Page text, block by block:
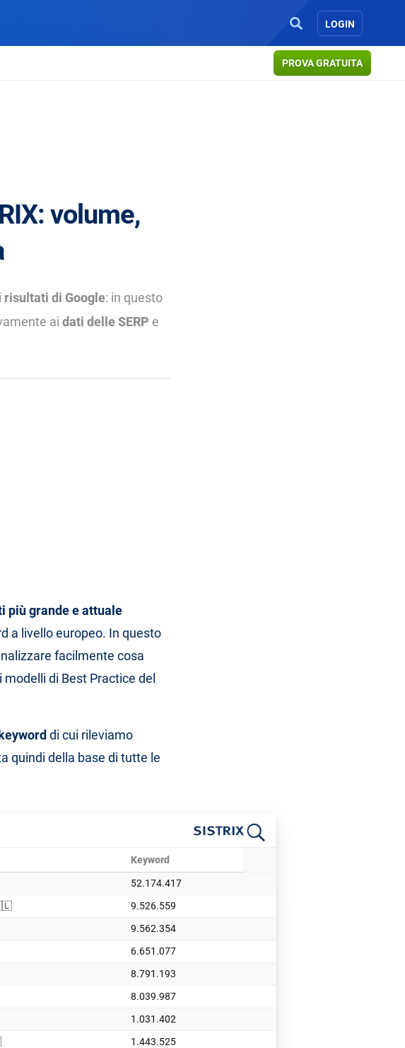
LOGIN
PROVA GRATUITA
volume,
risultati di Google: in questo
ai dati delle SERP e
più grande e attuale
a livello europeo. In questo
facilmente cosa
di Best Practice del
di cui rileviamo
quindi della base di tutte le
Keyword
52.174.417
9.526.559
9.562.354
6.651.077
8.791.193
8.039.987
1.031.402
1.443.525